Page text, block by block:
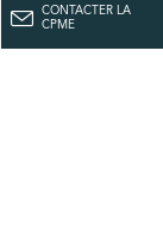
CONTACTER LA
CPME